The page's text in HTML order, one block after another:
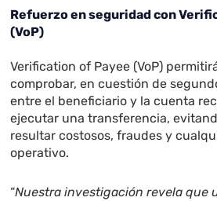
Refuerzo en seguridad con
(VoP)
Verification of Payee (VoP)
comprobar, en cuestión de
entre el beneficiario y la cuenta
ejecutar una transferencia,
resultar costosos, fraudes y
operativo.
“Nuestra investigación revela que